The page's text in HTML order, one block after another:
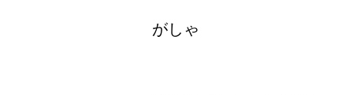
がしゃ